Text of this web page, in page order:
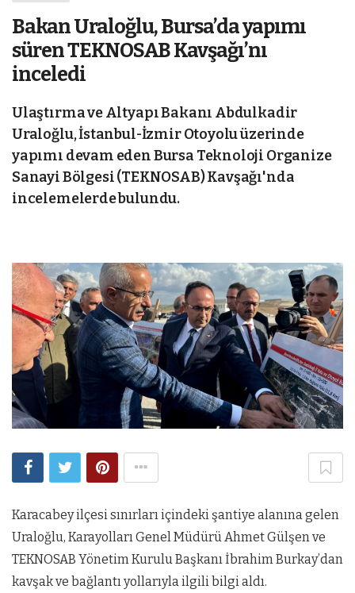
Bakan Uraloğlu, Bursa’da yapımı
süren TEKNOSAB Kavşağı’nı
inceledi
Ulaştırma ve Altyapı Bakanı Abdulkadir
Uraloğlu, İstanbul-İzmir Otoyolu üzerinde
yapımı devam eden Bursa Teknoloji Organize
Sanayi Bölgesi (TEKNOSAB) Kavşağı'nda
incelemelerde bulundu.
Karacabey ilçesi sınırları içindeki şantiye alanına gelen
Uraloğlu, Karayolları Genel Müdürü Ahmet Gülşen ve
TEKNOSAB Yönetim Kurulu Başkanı İbrahim Burkay’dan
kavşak ve bağlantı yollarıyla ilgili bilgi aldı.